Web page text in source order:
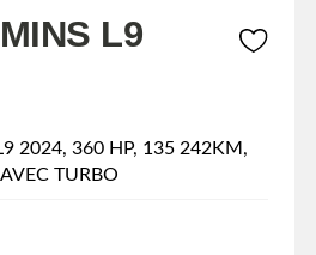
L9
2024, 360 HP, 135 242KM,
TURBO